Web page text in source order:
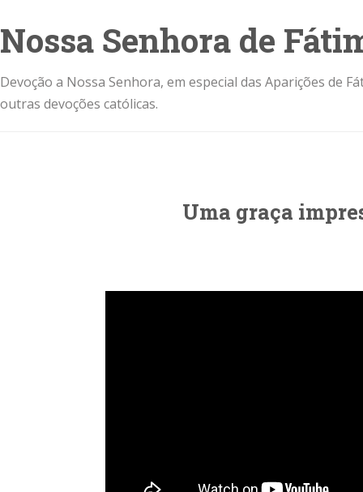
Nossa Senhora de
Devoção a Nossa Senhora, em especial das Aparições de
outras devoções católicas.
Uma graça